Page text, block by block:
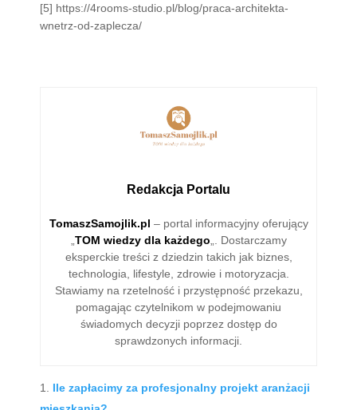
[5] https://4rooms-studio.pl/blog/praca-architekta-
wnetrz-od-zaplecza/
Redakcja Portalu
TomaszSamojlik.pl – portal informacyjny oferujący
TOM wiedzy dla każdego „. Dostarczamy
eksperckie treści z dziedzin takich jak biznes,
technologia, lifestyle, zdrowie i motoryzacja.
Stawiamy na rzetelność i przystępność przekazu,
pomagając czytelnikom w podejmowaniu
świadomych decyzji poprzez dostęp do
sprawdzonych informacji.
Ile zapłacimy za profesjonalny projekt aranżacji